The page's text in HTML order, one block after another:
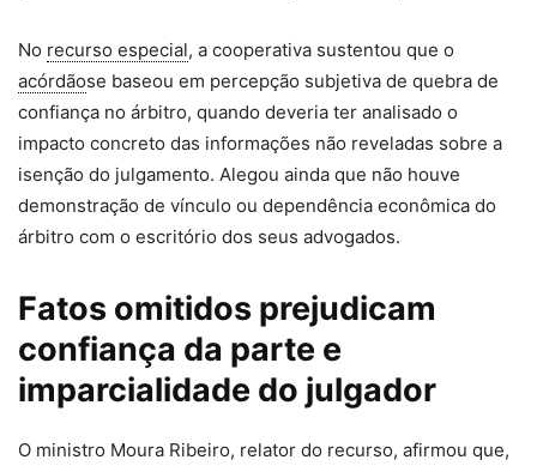
No recurso especial, a cooperativa sustentou que o
acórdãose baseou em percepção subjetiva de quebra de
confiança no árbitro, quando deveria ter analisado o
impacto concreto das informações não reveladas sobre a
isenção do julgamento. Alegou ainda que não houve
demonstração de vínculo ou dependência econômica do
árbitro com o escritório dos seus advogados.
Fatos omitidos prejudicam
confiança da parte e
imparcialidade do julgador
O ministro Moura Ribeiro, relator do recurso, afirmou que,